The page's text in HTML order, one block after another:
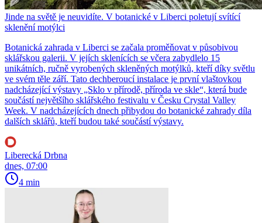
Jinde na světě je neuvidíte. V botanické v Liberci poletují svítící
sklenění motýlci
Botanická zahrada v Liberci se začala proměňovat v působivou
sklářskou galerii. V jejích sklenících se včera zabydlelo 15
unikátních, ručně vyrobených skleněných motýlků, kteří díky světlu
ve svém těle září. Tato dechberoucí instalace je první vlaštovkou
nadcházející výstavy „Sklo v přírodě, příroda ve skle“, která bude
součástí největšího sklářského festivalu v Česku Crystal Valley
Week. V nadcházejících dnech přibydou do botanické zahrady díla
dalších sklářů, kteří budou také součástí výstavy.
Liberecká Drbna
dnes, 07:00
4 min